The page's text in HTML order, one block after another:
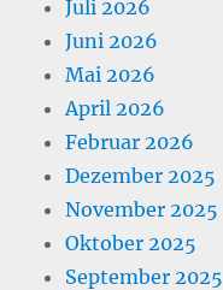
Juli 2026
Juni 2026
Mai 2026
April 2026
Februar 2026
Dezember 2025
November 2025
Oktober 2025
September 2025